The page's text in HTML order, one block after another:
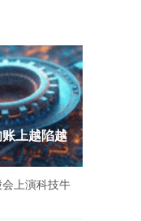
上越陷越
上演科技牛